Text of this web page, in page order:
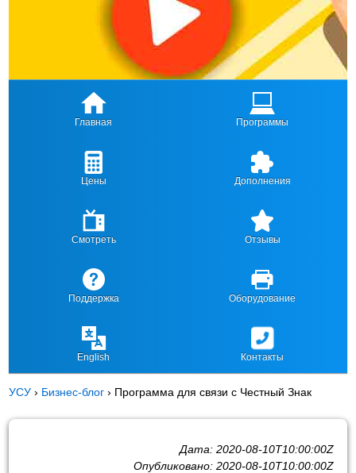
Главная Программы
Цены Дополнения
Смотреть Отзывы
Поддержка Оборудование
English Контакты
УСУ › Бизнес-блог › Программа для связи с Честный Знак
Дата: 2020-08-10T10:00:00Z
Опубликовано: 2020-08-10T10:00:00Z